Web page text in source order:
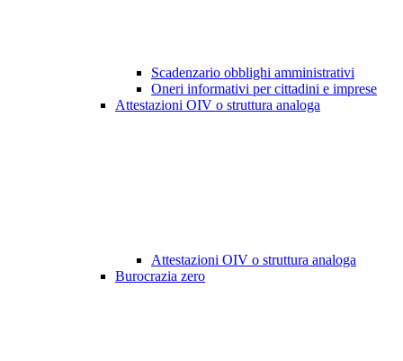
Scadenzario obblighi amministrativi
Oneri informativi per cittadini e imprese
Attestazioni OIV o struttura analoga
Attestazioni OIV o struttura analoga
Burocrazia zero